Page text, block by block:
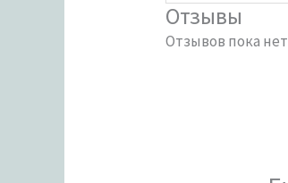
Отзывы
Отзывов пока